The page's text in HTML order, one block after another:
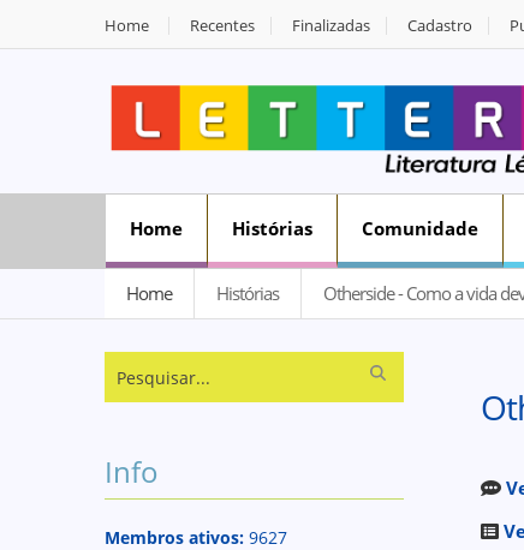
Home Recentes Finalizadas Cadastro
Home Histórias Comunidade
Home Histórias Otherside - Como a vida
Info
Membros ativos: 9627